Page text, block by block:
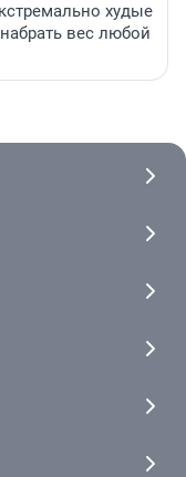
худые
вес любой